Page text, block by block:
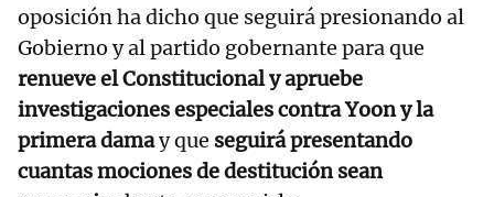
oposición ha dicho que seguirá presionando al
Gobierno y al partido gobernante para que
renueve el Constitucional y apruebe
investigaciones especiales contra Yoon y la
primera damay que seguirá presentando
cuantas mociones de destitución sean